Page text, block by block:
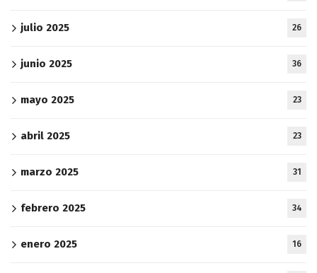
julio 2025 26
junio 2025 36
mayo 2025 23
abril 2025 23
marzo 2025 31
febrero 2025 34
enero 2025 16